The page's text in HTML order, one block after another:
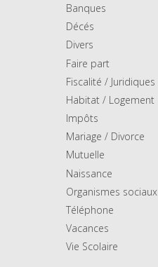
Banques
Décés
Divers
Faire part
Fiscalité / Juridiques
Habitat / Logement
Impôts
Mariage / Divorce
Mutuelle
Naissance
Organismes sociaux
Téléphone
Vacances
Vie Scolaire